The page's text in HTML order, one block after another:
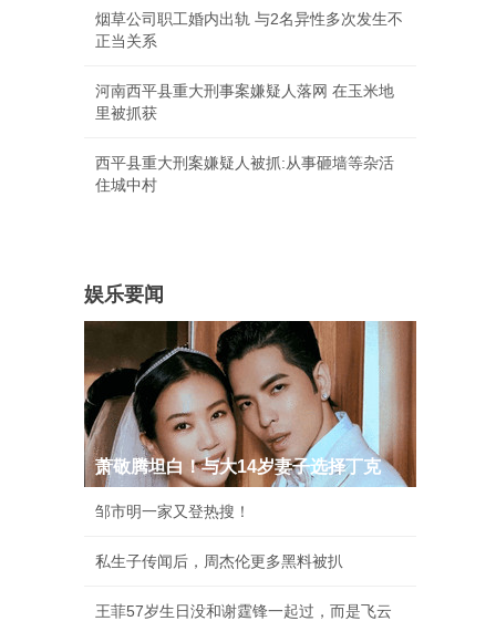
烟草公司职工婚内出轨 与2名异性多次发生不
正当关系
河南西平县重大刑事案嫌疑人落网 在玉米地
里被抓获
西平县重大刑案嫌疑人被抓:从事砸墙等杂活
住城中村
娱乐要闻
萧敬腾坦白！与大14岁妻子选择丁克
邹市明一家又登热搜！
私生子传闻后，周杰伦更多黑料被扒
王菲57岁生日没和谢霆锋一起过，而是飞云